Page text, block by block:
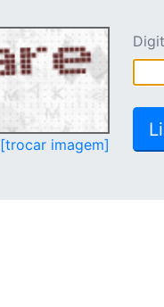
[trocar imagem]